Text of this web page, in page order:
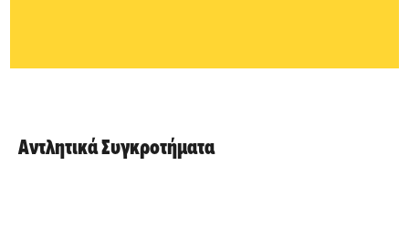
Αντλητικά Συγκροτήματα